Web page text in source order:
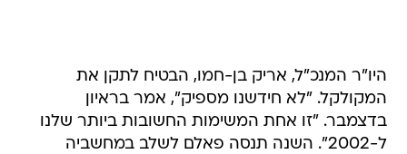
היו"ר המנכ"ל, אריק בן-חמו, הבטיח לתקן את
המקולקל. "לא חידשנו מספיק", אמר בראיון
בדצמבר. "זו אחת המשימות החשובות ביותר שלנו
ל-2002". השנה תנסה פאלם לשלב במחשביה